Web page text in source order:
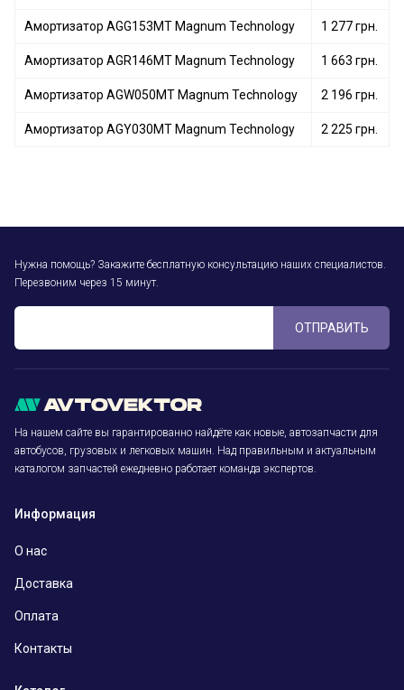
Амортизатор AGG153MT Magnum Technology 1 277 грн.
Амортизатор AGR146MT Magnum Technology 1 663 грн.
Амортизатор AGW050MT Magnum Technology 2 196 грн.
Амортизатор AGY030MT Magnum Technology 2 225 грн.
Нужна помощь? Закажите бесплатную консультацию наших специалистов.
Перезвоним через 15 минут.
ОТПРАВИТЬ
На нашем сайте вы гарантированно найдёте как новые, автозапчасти для
автобусов, грузовых и легковых машин. Над правильным и актуальным
каталогом запчастей ежедневно работает команда экспертов.
Информация
О нас
Доставка
Оплата
Контакты